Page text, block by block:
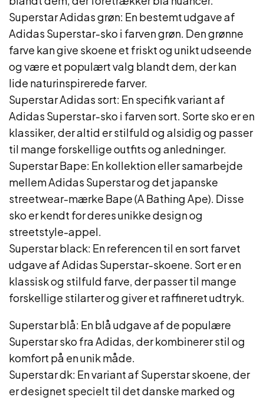
Superstar Adidas grøn: En bestemt udgave af
Adidas Superstar-sko i farven grøn. Den grønne
farve kan give skoene et friskt og unikt udseende
og være et populært valg blandt dem, der kan
lide naturinspirerede farver.
Superstar Adidas sort: En specifik variant af
Adidas Superstar-sko i farven sort. Sorte sko er en
klassiker, der altid er stilfuld og alsidig og passer
til mange forskellige outfits og anledninger.
Superstar Bape: En kollektion eller samarbejde
mellem Adidas Superstar og det japanske
streetwear-mærke Bape (A Bathing Ape). Disse
sko er kendt for deres unikke design og
streetstyle-appel.
Superstar black: En referencen til en sort farvet
udgave af Adidas Superstar-skoene. Sort er en
klassisk og stilfuld farve, der passer til mange
forskellige stilarter og giver et raffineret udtryk.
Superstar blå: En blå udgave af de populære
Superstar sko fra Adidas, der kombinerer stil og
komfort på en unik måde.
Superstar dk: En variant af Superstar skoene, der
er designet specielt til det danske marked og